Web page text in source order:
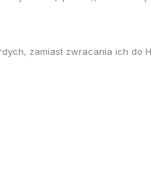
zamiast zwracania ich do